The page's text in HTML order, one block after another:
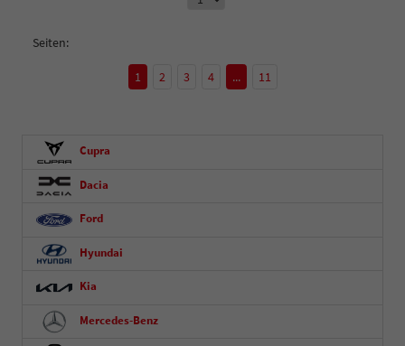
Seiten:
1 2 3 4 ... 11
Cupra
Dacia
Ford
Hyundai
Kia
Mercedes-Benz